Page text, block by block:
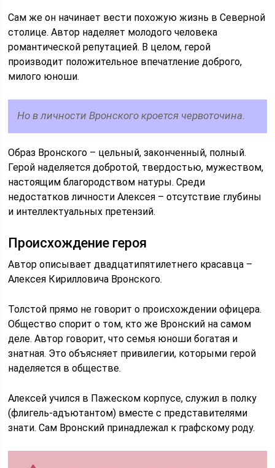
Сам же он начинает вести похожую жизнь в Северной
столице. Автор наделяет молодого человека
романтической репутацией. В целом, герой
производит положительное впечатление доброго,
милого юноши.
Но в личности Вронского кроется червоточина.
Образ Вронского – цельный, законченный, полный.
Герой наделяется добротой, твердостью, мужеством,
настоящим благородством натуры. Среди
недостатков личности Алексея – отсутствие глубины
и интеллектуальных претензий.
Происхождение героя
Автор описывает двадцатипятилетнего красавца –
Алексея Кирилловича Вронского.
Толстой прямо не говорит о происхождении офицера.
Общество спорит о том, кто же Вронский на самом
деле. Автор говорит, что семья юноши богатая и
знатная. Это объясняет привилегии, которыми герой
наделяется в обществе.
Алексей учился в Пажеском корпусе, служил в полку
(флигель-адъютантом) вместе с представителями
знати. Сам Вронский принадлежал к графскому роду.